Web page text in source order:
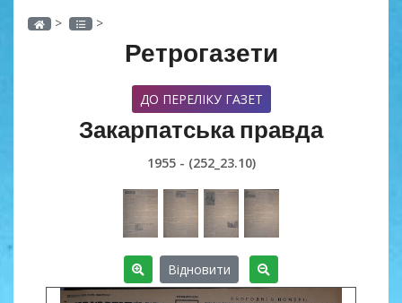
> >
Ретрогазети
ДО ПЕРЕЛІКУ ГАЗЕТ
Закарпатська правда
1955 - (252_23.10)
Відновити